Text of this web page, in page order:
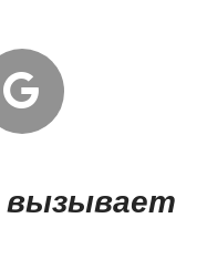
вызывает